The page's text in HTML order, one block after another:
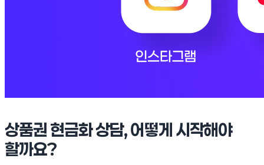
상품권 현금화 상담, 어떻게 시작해야
할까요?